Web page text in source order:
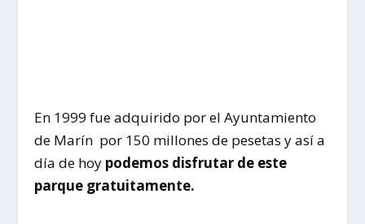
En 1999 fue adquirido por el Ayuntamiento
de Marín por 150 millones de pesetas y así a
día de hoy podemos disfrutar de este
parque gratuitamente.